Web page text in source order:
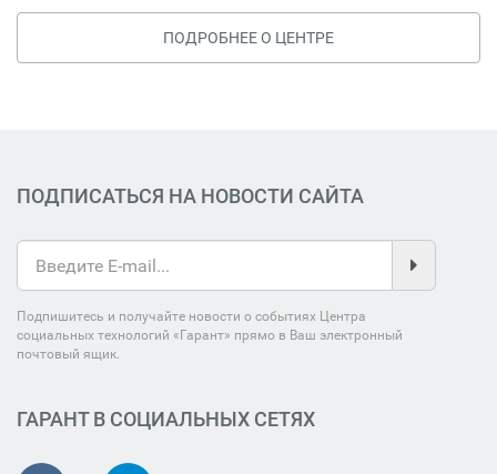
ПОДРОБНЕЕ О ЦЕНТРЕ
ПОДПИСАТЬСЯ НА НОВОСТИ САЙТА
Подпишитесь и получайте новости о событиях Центра
социальных технологий «Гарант» прямо в Ваш электронный
почтовый ящик.
ГАРАНТ В СОЦИАЛЬНЫХ СЕТЯХ